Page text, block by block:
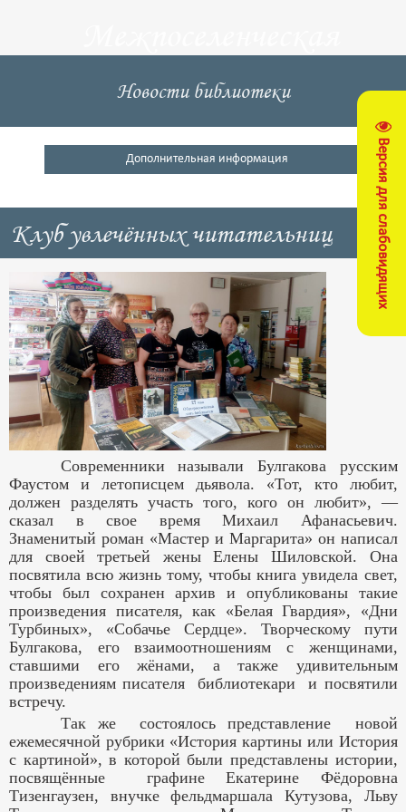
Версия для слабовидящих
центральная
библиотека
Кущевский район
Новости библиотеки
Дополнительная информация
Клуб увлечённых читательниц
Современники называли Булгакова русским
Фаустом и летописцем дьявола. «Тот, кто любит,
должен разделять участь того, кого он любит», —
сказал в свое время Михаил Афанасьевич.
Знаменитый роман «Мастер и Маргарита» он написал
для своей третьей жены Елены Шиловской. Она
посвятила всю жизнь тому, чтобы книга увидела свет,
чтобы был сохранен архив и опубликованы такие
произведения писателя, как «Белая Гвардия», «Дни
Турбиных», «Собачье Сердце». Творческому пути
Булгакова, его взаимоотношениям с женщинами,
ставшими его жёнами, а также удивительным
произведениям писателя библиотекари и посвятили
встречу.
Так же состоялось представление новой
ежемесячной рубрики «История картины или История
с картиной», в которой были представлены истории,
посвящённые графине Екатерине Фёдоровна
Тизенгаузен, внучке фельдмаршала Кутузова, Льву